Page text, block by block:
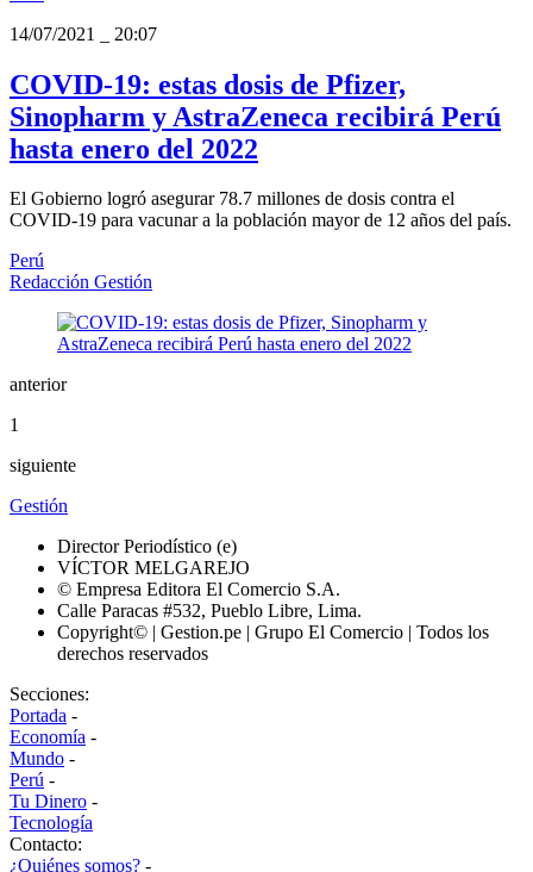
14/07/2021
20:07
COVID-19: estas dosis de Pfizer,
Sinopharm y AstraZeneca recibirá Perú
hasta enero del 2022
El Gobierno logró asegurar 78.7 millones de dosis contra el
COVID-19 para vacunar a la población mayor de 12 años del país.
Perú
Redacción Gestión
anterior
1
siguiente
Gestión
Director Periodístico (e)
VÍCTOR MELGAREJO
© Empresa Editora El Comercio S.A.
Calle Paracas #532, Pueblo Libre, Lima.
Copyright© | Gestion.pe | Grupo El Comercio | Todos los
derechos reservados
Secciones:
Portada -
Economía -
Mundo -
Perú -
Tu Dinero -
Tecnología
Contacto:
¿Quiénes somos? -